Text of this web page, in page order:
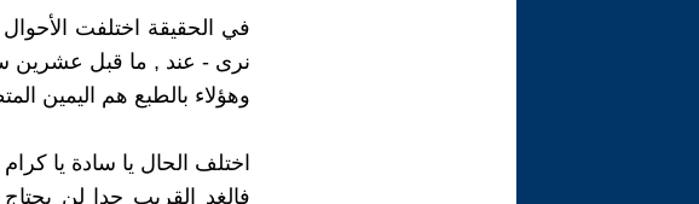
في الحقيقة اختلفت
نرى - عند , ما قبل
وهؤلاء بالطبع هم اليمين
اختلف الحال يا سادة يا كرام
فالغد القريب جدا لن